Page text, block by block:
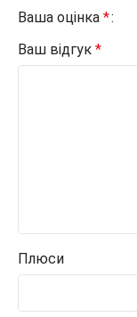
Ваша оцінка *
Ваш відгук *
Плюси